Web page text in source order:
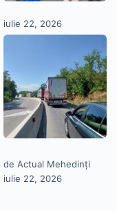
iulie 22, 2026
de Actual Mehedinți
iulie 22, 2026